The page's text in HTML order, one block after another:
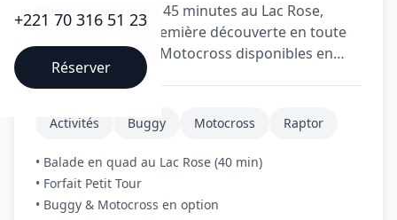
+221 70 316 51 23
Réserver
Balade en quad de 45 minutes au Lac Rose,
idéale pour une première découverte en toute
option.
Activités Buggy Motocross Raptor
• Balade en quad au Lac Rose (40 min)
• Forfait Petit Tour
• Buggy & Motocross en option